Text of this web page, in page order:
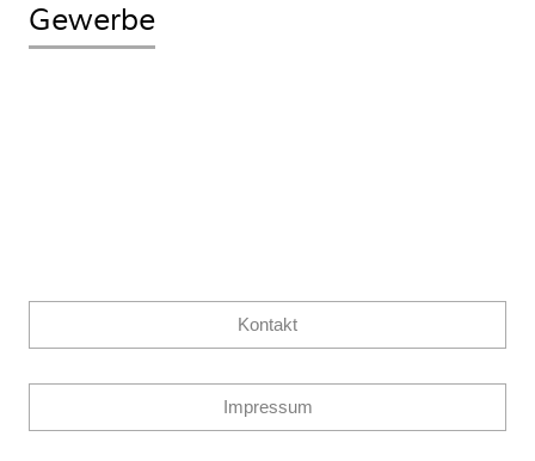
Gewerbe
Kontakt
Impressum